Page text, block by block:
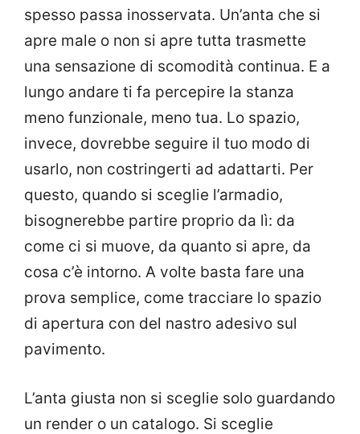
spesso passa inosservata. Un’anta che si
apre male o non si apre tutta trasmette
una sensazione di scomodità continua. E a
lungo andare ti fa percepire la stanza
meno funzionale, meno tua. Lo spazio,
invece, dovrebbe seguire il tuo modo di
usarlo, non costringerti ad adattarti. Per
questo, quando si sceglie l’armadio,
bisognerebbe partire proprio da lì: da
come ci si muove, da quanto si apre, da
cosa c’è intorno. A volte basta fare una
prova semplice, come tracciare lo spazio
di apertura con del nastro adesivo sul
pavimento.
L’anta giusta non si sceglie solo guardando
un render o un catalogo. Si sceglie